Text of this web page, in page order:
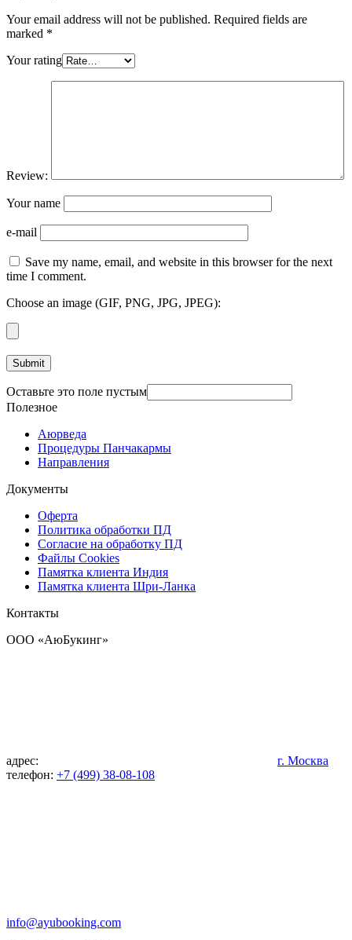
Your email address will not be published. Required fields are
marked *
Your rating
Review:
Your name
e-mail
Save my name, email, and website in this browser for the next
time I comment.
Choose an image (GIF, PNG, JPG, JPEG):
Оставьте это поле пустым
Полезное
Аюрведа
Процедуры Панчакармы
Направления
Документы
Оферта
Политика обработки ПД
Согласие на обработку ПД
Файлы Cookies
Памятка клиента Индия
Памятка клиента Шри-Ланка
Контакты
OOO «АюБукинг»
адрес:
г. Москва
телефон: +7 (499) 38-08-108
info@ayubooking.com